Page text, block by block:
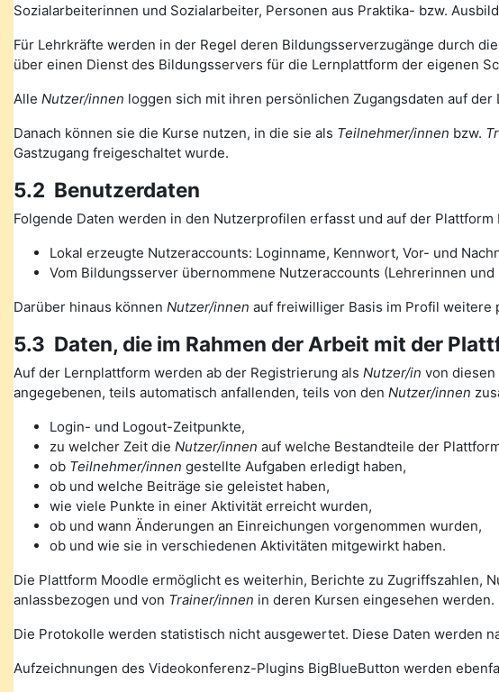
Sozialarbeiterinnen und Sozialarbeiter, Personen aus Praktika- bzw.
Für Lehrkräfte werden in der Regel deren Bildungsserverzugänge durch
über einen Dienst des Bildungsservers für die Lernplattform der eigenen
Alle Nutzer/innen loggen sich mit ihren persönlichen Zugangsdaten auf der
Danach können sie die Kurse nutzen, in die sie als Teilnehmer/innen bzw.
Gastzugang freigeschaltet wurde.
5.2 Benutzerdaten
Folgende Daten werden in den Nutzerprofilen erfasst und auf der Plattform
Lokal erzeugte Nutzeraccounts: Loginname, Kennwort, Vor- und
Vom Bildungsserver übernommene Nutzeraccounts (Lehrerinnen
Darüber hinaus können Nutzer/innen auf freiwilliger Basis im Profil weitere
5.3 Daten, die im Rahmen der Arbeit mit der
Auf der Lernplattform werden ab der Registrierung als Nutzer/in von
angegebenen, teils automatisch anfallenden, teils von den Nutzer/innen
Login- und Logout-Zeitpunkte,
zu welcher Zeit die Nutzer/innen auf welche Bestandteile der
ob Teilnehmer/innen gestellte Aufgaben erledigt haben,
ob und welche Beiträge sie geleistet haben,
wie viele Punkte in einer Aktivität erreicht wurden,
ob und wann Änderungen an Einreichungen vorgenommen wurden,
ob und wie sie in verschiedenen Aktivitäten mitgewirkt haben.
Die Plattform Moodle ermöglicht es weiterhin, Berichte zu Zugriffszahlen,
anlassbezogen und von Trainer/innen in deren Kursen eingesehen werden.
Die Protokolle werden statistisch nicht ausgewertet. Diese Daten werden
Aufzeichnungen des Videokonferenz-Plugins BigBlueButton werden